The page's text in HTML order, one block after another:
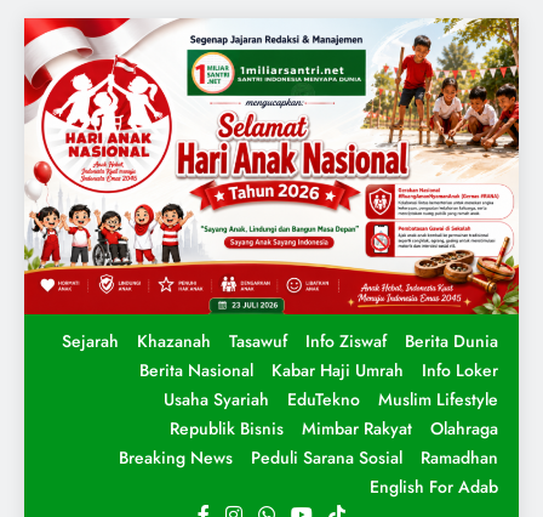
Sejarah Khazanah Tasawuf Info Ziswaf
Berita Dunia
Berita Nasional
Kabar Haji Umrah
Info Loker
Usaha Syariah
EduTekno
Muslim Lifestyle
Republik Bisnis
Mimbar Rakyat
Olahraga
Breaking News
Peduli Sarana Sosial
Ramadhan
English For Adab